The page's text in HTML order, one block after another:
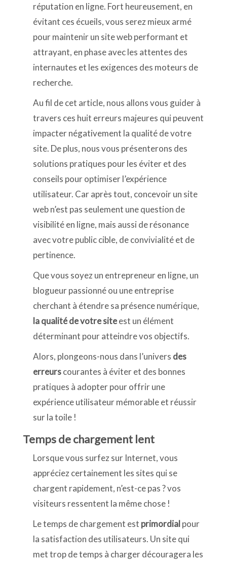
réputation en ligne. Fort heureusement, en
évitant ces écueils, vous serez mieux armé
pour maintenir un site web performant et
attrayant, en phase avec les attentes des
internautes et les exigences des moteurs de
recherche.
Au fil de cet article, nous allons vous guider à
travers ces huit erreurs majeures qui peuvent
impacter négativement la qualité de votre
site. De plus, nous vous présenterons des
solutions pratiques pour les éviter et des
conseils pour optimiser l’expérience
utilisateur. Car après tout, concevoir un site
web n’est pas seulement une question de
visibilité en ligne, mais aussi de résonance
avec votre public cible, de convivialité et de
pertinence.
Que vous soyez un entrepreneur en ligne, un
blogueur passionné ou une entreprise
cherchant à étendre sa présence numérique,
la qualité de votre siteest un élément
déterminant pour atteindre vos objectifs.
Alors, plongeons-nous dans l’univers des
erreurscourantes à éviter et des bonnes
pratiques à adopter pour offrir une
expérience utilisateur mémorable et réussir
sur la toile !
Temps de chargement lent
Lorsque vous surfez sur Internet, vous
appréciez certainement les sites qui se
chargent rapidement, n’est-ce pas ? vos
visiteurs ressentent la même chose !
Le temps de chargement est primordialpour
la satisfaction des utilisateurs. Un site qui
met trop de temps à charger découragera les